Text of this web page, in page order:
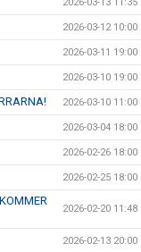
2026-03-12 10:00
2026-03-11 19:00
2026-03-10 19:00
2026-03-10 11:00
2026-03-04 18:00
2026-02-26 18:00
2026-02-25 18:00
2026-02-20 11:48
2026-02-13 20:00